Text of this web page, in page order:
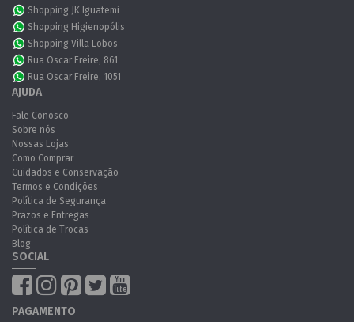
Shopping JK Iguatemi
Shopping Higienopólis
Shopping Villa Lobos
Rua Oscar Freire, 861
Rua Oscar Freire, 1051
AJUDA
Fale Conosco
Sobre nós
Nossas Lojas
Como Comprar
Cuidados e Conservação
Termos e Condições
Política de Segurança
Prazos e Entregas
Política de Trocas
Blog
SOCIAL
PAGAMENTO